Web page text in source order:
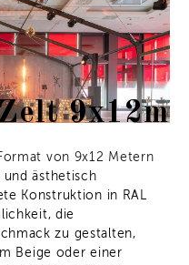
9x12m
von 9x12 Metern
ästhetisch
Konstruktion in RAL
die
zu gestalten,
Beige oder einer